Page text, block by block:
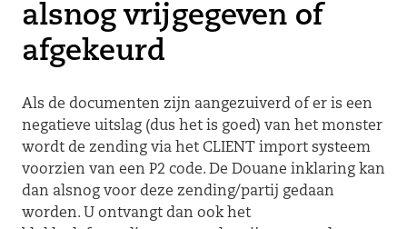
alsnog vrijgegeven of
afgekeurd
Als de documenten zijn aangezuiverd of er is een
negatieve uitslag (dus het is goed) van het monster
wordt de zending via het CLIENT import systeem
voorzien van een P2 code. De Douane inklaring kan
dan alsnog voor deze zending/partij gedaan
worden. U ontvangt dan ook het